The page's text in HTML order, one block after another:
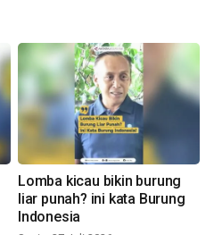
Lomba kicau bikin burung
liar punah? ini kata Burung
Indonesia